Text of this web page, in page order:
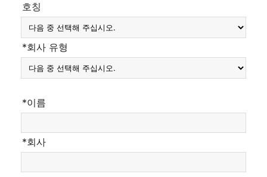
호칭
*회사 유형
*이름
*회사